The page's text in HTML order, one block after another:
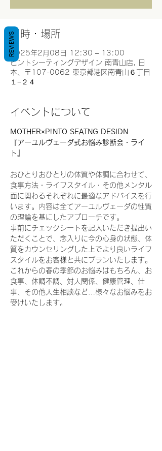
日時・場所
2025年2月08日 12:30 – 13:00
ピントシーティングデザイン 南青山店, 日
本、〒107-0062 東京都港区南青山６丁目
１−２４
イベントについて
MOTHER×P!NTO SEATNG DESIDN
『アーユルヴェーダ式お悩み診断会・ライ
ト』
おひとりおひとりの体質や体調に合わせて、
食事方法・ライフスタイル・その他メンタル
面に関わるそれぞれに最適なアドバイスを行
います。内容は全てアーユルヴェーダの性質
の理論を基にしたアプローチです。
事前にチェックシートを記入いただき提出い
ただくことで、念入りに今の心身の状態、体
質をカウンセリングした上でより良いライフ
スタイルをお客様と共にプランいたします。
これからの春の季節のお悩みはもちろん、お
食事、体調不調、対人関係、健康管理、仕
事、その他人生相談など…様々なお悩みをお
受けいたします。
REVIEWS